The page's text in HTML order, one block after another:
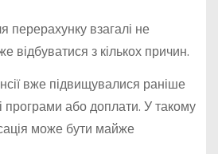
перерахунку взагалі не
відбуватися з кількох причин.
вже підвищувалися раніше
програми або доплати. У такому
може бути майже